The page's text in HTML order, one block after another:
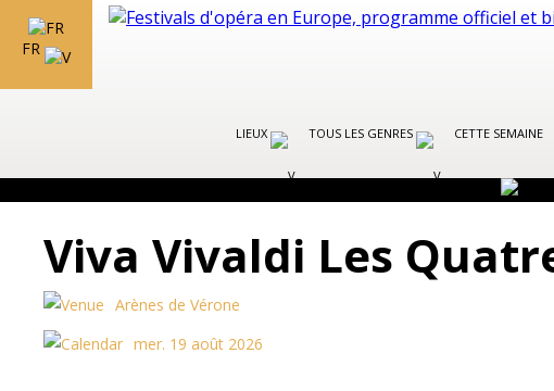
FR
LIEUX TOUS LES GENRES CETTE SEMAINE
Viva Vivaldi Les
Arènes de Vérone
mer. 19 août 2026